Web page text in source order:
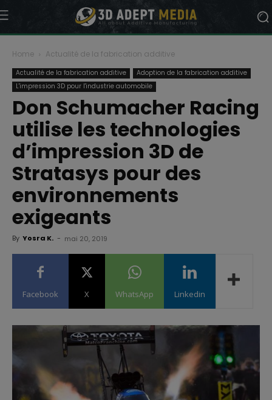
Home Actualité de la fabrication additive
Actualité de la fabrication additive
Adoption de la fabrication additive
L'impression 3D pour l'industrie automobile
Don Schumacher Racing
utilise les technologies
d’impression 3D de
Stratasys pour des
environnements
exigeants
By Yosra K. - mai 20, 2019
Facebook X WhatsApp Linkedin